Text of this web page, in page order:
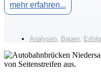
mehr erfahren...
Analysen, Bauen,